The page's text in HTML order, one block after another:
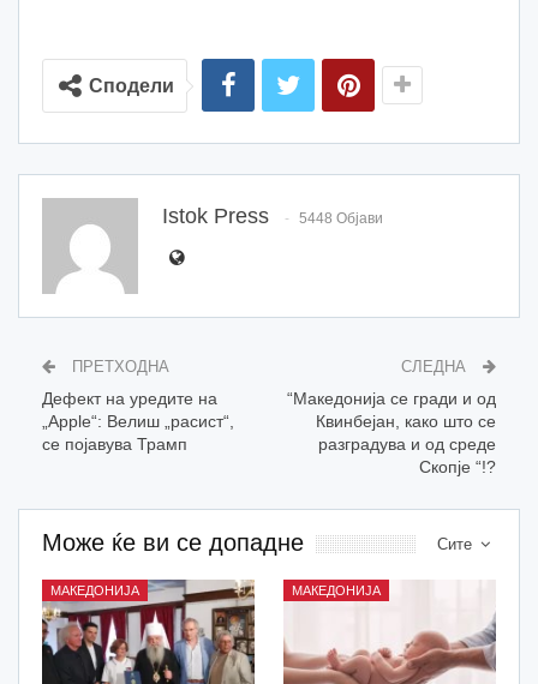
Сподели
Istok Press 5448 Објави
ПРЕТХОДНА
Дефект на уредите на
„Apple“: Велиш „расист“,
се појавува Трамп
СЛЕДНА
“Македонија се гради и од
Квинбејан, како што се
разградува и од среде
Скопје “!?
Сите
Може ќе ви се допадне
МАКЕДОНИЈА МАКЕДОНИЈА